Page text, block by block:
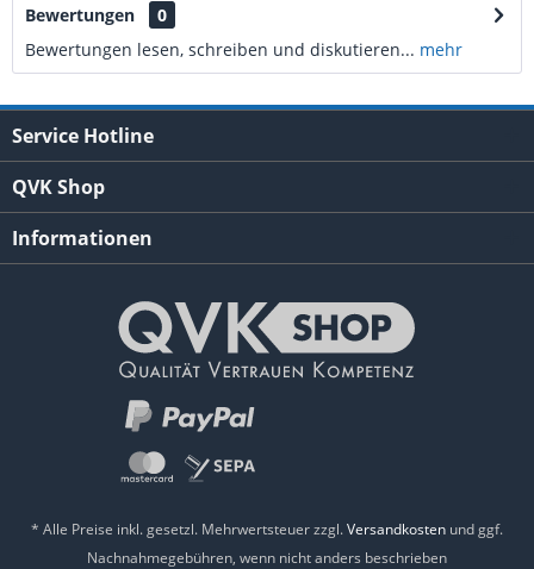
Bewertungen
0
Bewertungen lesen, schreiben und diskutieren... mehr
Service Hotline
QVK Shop
Informationen
* Alle Preise inkl. gesetzl. Mehrwertsteuer zzgl.Versandkosten und ggf.
Nachnahmegebühren, wenn nicht anders beschrieben